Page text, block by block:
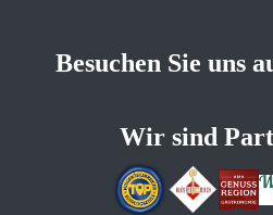
Besuchen Sie uns
Wir sind